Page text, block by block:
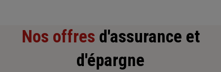
Nos offres d'assurance et
d'épargne